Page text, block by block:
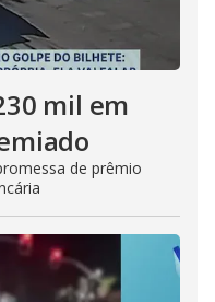
mil em
de prêmio